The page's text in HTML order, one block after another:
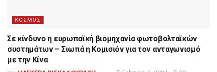
ΚΟΣΜΟΣ
Σε κίνδυνο η ευρωπαϊκή βιομηχανία φωτοβολταϊκών
συστημάτων – Σιωπά η Κομισιόν για τον ανταγωνισμό
με την Κίνα